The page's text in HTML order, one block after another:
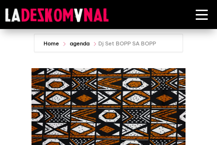
Home agenda Dj Set BOPP SA BOPP